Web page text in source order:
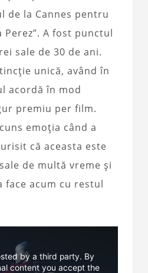
de la Cannes pentru
A fost punctul
sale de 30 de ani.
unică, având în
acordă în mod
premiu per film.
emoția când a
că aceasta este
de multă vreme și
face acum cu restul
by a third party. By
content you accept the